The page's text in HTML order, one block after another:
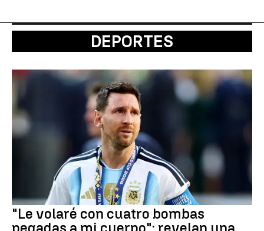
DEPORTES
"Le volaré con cuatro bombas